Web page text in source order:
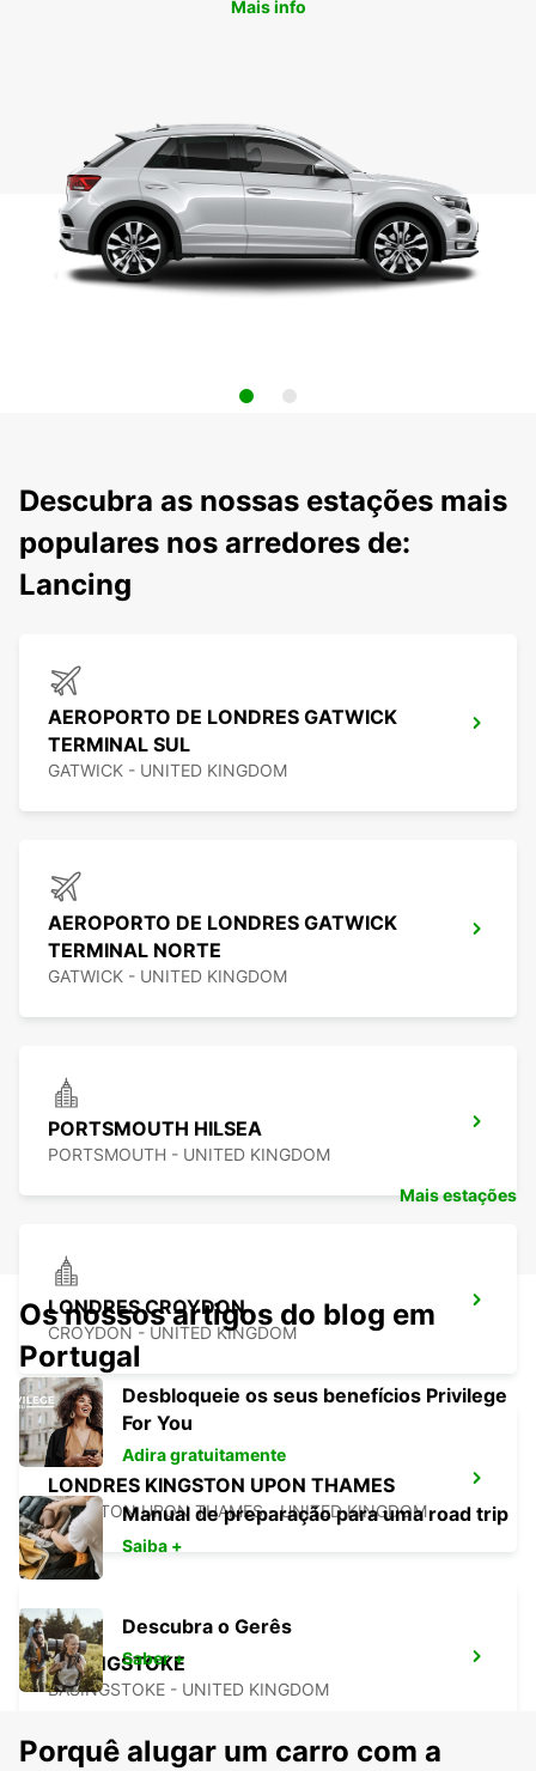
Mais info
Descubra as nossas estações mais
populares nos arredores de:
Lancing
AEROPORTO DE LONDRES GATWICK
TERMINAL SUL
GATWICK - UNITED KINGDOM
AEROPORTO DE LONDRES GATWICK
TERMINAL NORTE
GATWICK - UNITED KINGDOM
PORTSMOUTH HILSEA
PORTSMOUTH - UNITED KINGDOM
LONDRES CROYDON
CROYDON - UNITED KINGDOM
LONDRES KINGSTON UPON THAMES
KINGSTON UPON THAMES - UNITED KINGDOM
BASINGSTOKE
BASINGSTOKE - UNITED KINGDOM
Mais estações
Os nossos artigos do blog em
Portugal
Desbloqueie os seus benefícios Privilege
For You
Adira gratuitamente
Manual de preparação para uma road trip
Saiba +
Descubra o Gerês
Saber +
Porquê alugar um carro com a